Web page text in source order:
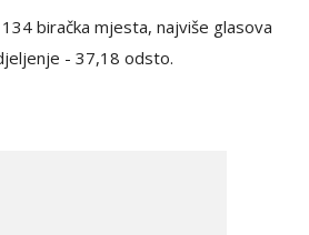
biračka mjesta, najviše glasova
- 37,18 odsto.